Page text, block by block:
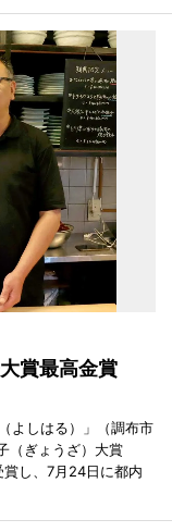
賞最高金賞
よしはる）」（調布市
（ぎょうざ）大賞
し、7月24日に都内